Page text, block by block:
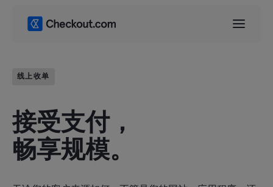
线上收单
接受支付，
畅享规模。